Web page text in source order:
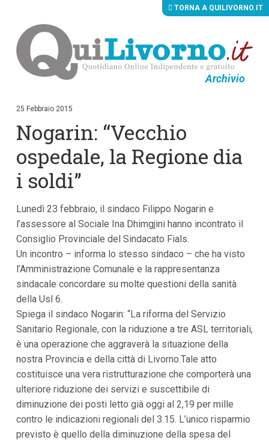
Archivio
i
i
n
e
n
t
p
r
i
n
c
p
a
l
i
V
a
a
l
e
n
P
r
TORNA A QUILIVORNO.IT
25 Febbraio 2015
Nogarin: “Vecchio
ospedale, la Regione dia
i soldi”
Lunedì 23 febbraio, il sindaco Filippo Nogarin e
l’assessore al Sociale Ina Dhimgjini hanno incontrato il
Consiglio Provinciale del Sindacato Fials.
Un incontro – informa lo stesso sindaco – che ha visto
l’Amministrazione Comunale e la rappresentanza
sindacale concordare su molte questioni della sanità
della Usl 6.
Spiega il sindaco Nogarin: “La riforma del Servizio
Sanitario Regionale, con la riduzione a tre ASL territoriali,
è una operazione che aggraverà la situazione della
nostra Provincia e della città di Livorno.Tale atto
costituisce una vera ristrutturazione che comporterà una
ulteriore riduzione dei servizi e suscettibile di
diminuzione dei posti letto già oggi al 2,19 per mille
contro le indicazioni regionali del 3.15. L’unico risparmio
previsto è quello della diminuzione della spesa del